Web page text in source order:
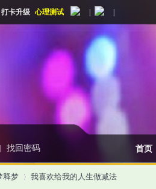
打卡升级 心理测试
| 找回密码 首页
释梦 我喜欢给我的人生做减法